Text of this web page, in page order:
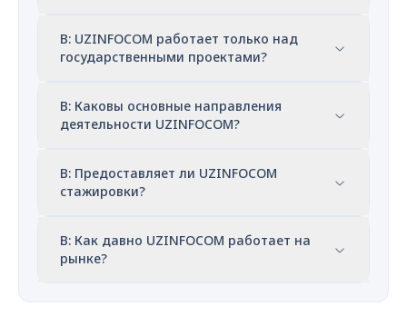
В: UZINFOCOM работает только над
государственными проектами?
В: Каковы основные направления
деятельности UZINFOCOM?
В: Предоставляет ли UZINFOCOM
стажировки?
В: Как давно UZINFOCOM работает на
рынке?